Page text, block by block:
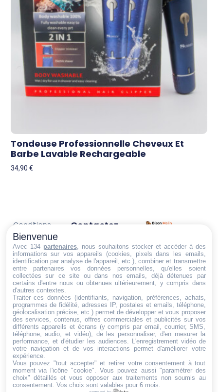
Tondeuse Professionnelle Cheveux Et
Barbe Lavable Rechargeable
34,90€
Trouvez ce qu'il vous faut,
au bon endroit
Conditions
générales
de vente
Politique de
cookies
Politique de
confidentialité
Mentions
légales
Conditions de
retour et de
remboursement
Droit de
rétractation
Contactez-
Email:
dt@sasbms.fr
Bienvenue
Avec 134 partenaires, nous souhaitons stocker et accéder à des
informations sur vos appareils (cookies, pixels dans les emails,
identification par analyse de l'appareil, etc.), combiner et transmettre
entre partenaires vos données personnelles, qu'elles soient
collectées sur ce site ou dans nos emails, déjà détenues par
certains d'entre nous ou obtenues ultérieurement, y compris dans
d'autres contextes.
Traiter ces données (identifiants, navigation, préférences, achats,
programmes de fidélité, adresses IP, postales et emails, téléphone,
géolocalisation précise, etc.) permet de développer et vous proposer
des services, contenus, offres commerciales et publicités sur vos
différents appareils et écrans (y compris par email, courrier, SMS,
téléphone, audio, et vidéo), de les personnaliser, d'en mesurer la
performance, et d'étudier les audiences. L'enregistrement vidéo de
votre navigation et de vos interactions permet d'améliorer votre
expérience.
Vous pouvez "tout accepter" et retirer votre consentement à tout
moment via l'icône "cookie" . Vous pouvez aussi "paramétrer des
choix" détaillés et vous opposer aux traitements non soumis au
consentement. Vos choix sont valables pour 6 mois.